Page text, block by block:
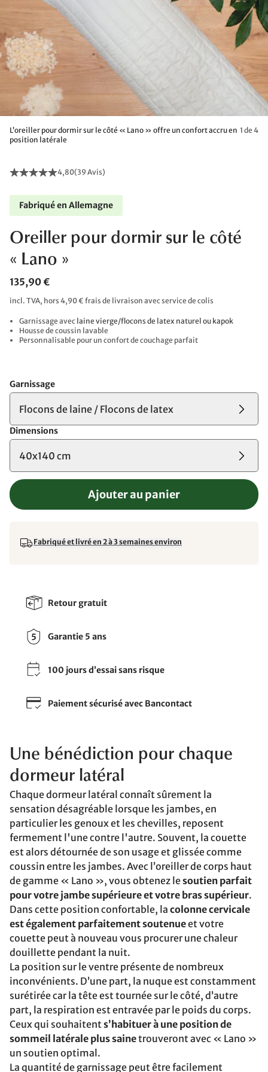
L’oreiller pour dormir sur le côté « Lano » offre un confort accru en
position latérale
1 de 4
4,80(39 Avis)
Fabriqué en Allemagne
Oreiller pour dormir sur le côté
« Lano »
135,90 €
incl. TVA, hors 4,90 € frais de livraison avec service de colis
Garnissage avec laine vierge/flocons de latex naturel ou kapok
Housse de coussin lavable
Personnalisable pour un confort de couchage parfait
Garnissage
Flocons de laine / Flocons de latex
Dimensions
40x140 cm
Ajouter au panier
Fabriqué et livré en 2 à 3 semaines environ
Retour gratuit
Garantie 5 ans
100 jours d’essai sans risque
Paiement sécurisé avec Bancontact
Une bénédiction pour chaque
dormeur latéral
Chaque dormeur latéral connaît sûrement la
sensation désagréable lorsque les jambes, en
particulier les genoux et les chevilles, reposent
fermement l'une contre l'autre. Souvent, la couette
est alors détournée de son usage et glissée comme
coussin entre les jambes. Avec l’oreiller de corps haut
de gamme « Lano », vous obtenez lesoutien parfait
pour votre jambe supérieure et votre bras supérieur.
Dans cette position confortable, la colonne cervicale
est également parfaitement soutenueet votre
couette peut à nouveau vous procurer une chaleur
douillette pendant la nuit.
La position sur le ventre présente de nombreux
inconvénients. D’une part, la nuque est constamment
surétirée car la tête est tournée sur le côté, d’autre
part, la respiration est entravée par le poids du corps.
Ceux qui souhaitents’habituer à une position de
sommeil latérale plus sainetrouveront avec « Lano »
un soutien optimal.
La quantité de garnissage peut être facilement